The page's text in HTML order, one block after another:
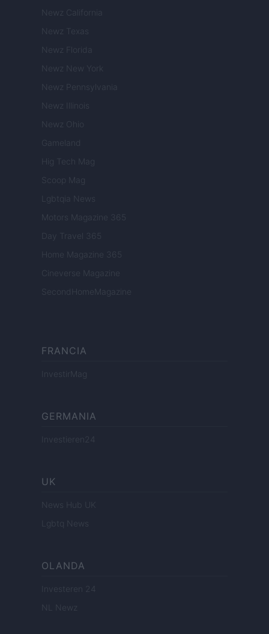
Newz California
Newz Texas
Newz Florida
Newz New York
Newz Pennsylvania
Newz Illinois
Newz Ohio
Gameland
Hig Tech Mag
Scoop Mag
Lgbtqia News
Motors Magazine 365
Day Travel 365
Home Magazine 365
Cineverse Magazine
SecondHomeMagazine
FRANCIA
InvestirMag
GERMANIA
Investieren24
UK
News Hub UK
Lgbtq News
OLANDA
Investeren 24
NL Newz